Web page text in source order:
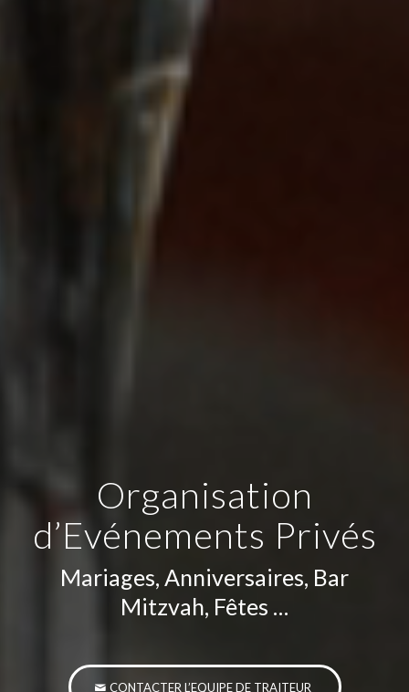
Organisation
d’Evénements Privés
Mariages, Anniversaires, Bar
Mitzvah, Fêtes …
CONTACTER L’EQUIPE DE TRAITEUR